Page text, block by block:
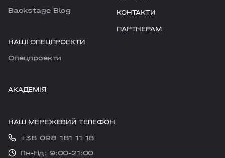
Backstage Blog
НАШІ СПЕЦПРОЕКТИ
Cпецпроекти
КОНТАКТИ
ПАРТНЕРАМ
АКАДЕМІЯ
НАШ МЕРЕЖЕВИЙ ТЕЛЕФОН
+38 098 181 11 18
Пн-Нд: 9:00-21:00